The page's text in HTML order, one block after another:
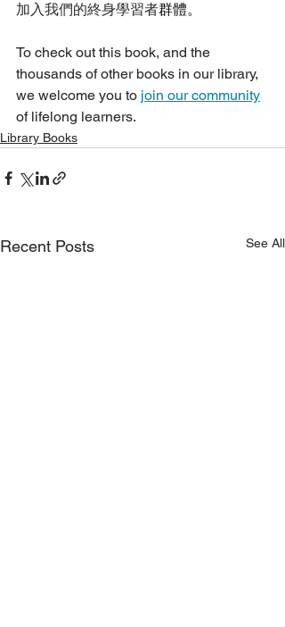
加入我們的終身學習者群體。
To check out this book, and the
thousands of other books in our library,
we welcome you to join our community
of lifelong learners.
Library Books
Recent Posts See All